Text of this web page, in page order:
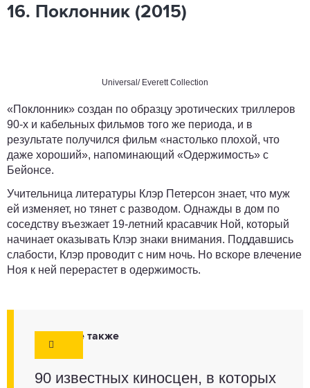
16. Поклонник (2015)
Universal/ Everett Collection
«Поклонник» создан по образцу эротических триллеров
90-х и кабельных фильмов того же периода, и в
результате получился фильм «настолько плохой, что
даже хороший», напоминающий «Одержимость» с
Бейонсе.
Учительница литературы Клэр Петерсон знает, что муж
ей изменяет, но тянет с разводом. Однажды в дом по
соседству въезжает 19-летний красавчик Ной, который
начинает оказывать Клэр знаки внимания. Поддавшись
слабости, Клэр проводит с ним ночь. Но вскоре влечение
Ноя к ней перерастет в одержимость.
Смотрите также
90 известных киносцен, в которых